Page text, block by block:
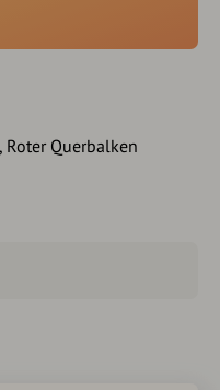
Roter Querbalken